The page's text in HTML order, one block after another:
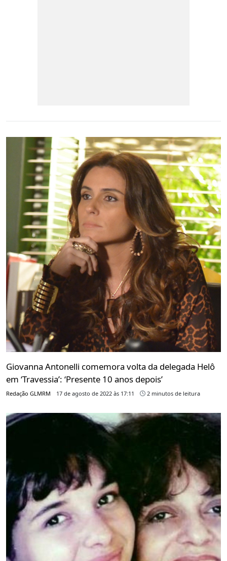
Giovanna Antonelli comemora volta da delegada Helô
em ‘Travessia’: ‘Presente 10 anos depois’
Redação GLMRM 17 de agosto de 2022 às 17:11 2 minutos de leitura